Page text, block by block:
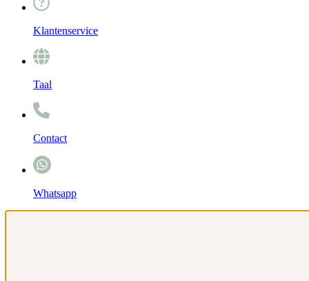
Klantenservice
Taal
Contact
Whatsapp